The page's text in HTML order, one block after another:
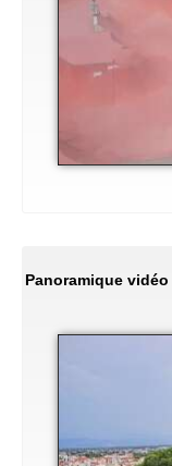
Panoramique vidéo